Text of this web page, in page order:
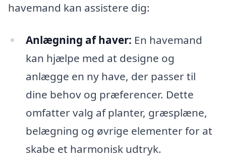
havemand kan assistere dig:
Anlægning af haver: En havemand
kan hjælpe med at designe og
anlægge en ny have, der passer til
dine behov og præferencer. Dette
omfatter valg af planter, græsplæne,
belægning og øvrige elementer for at
skabe et harmonisk udtryk.